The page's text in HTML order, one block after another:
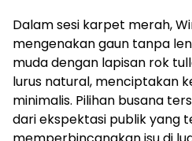
Dalam sesi karpet merah,
mengenakan gaun tanpa
muda dengan lapisan rok
lurus natural, menciptakan
minimalis. Pilihan busana
dari ekspektasi publik yang